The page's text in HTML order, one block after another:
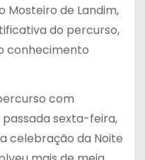
Mosteiro de Landim,
do percurso,
conhecimento
com
sexta-feira,
celebração da Noite